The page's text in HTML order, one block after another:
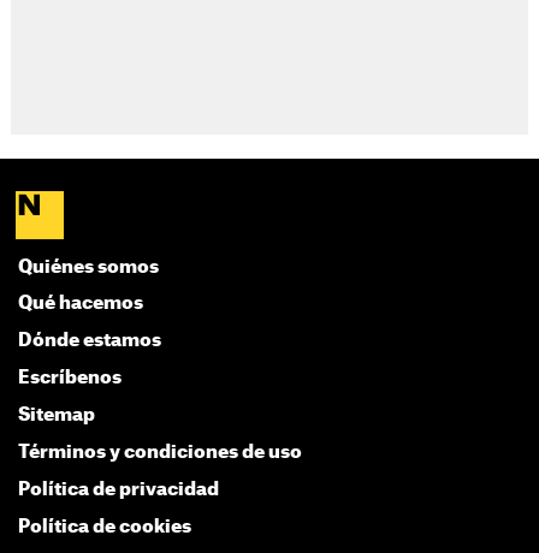
Quiénes somos
Qué hacemos
Dónde estamos
Escríbenos
Sitemap
Términos y condiciones de uso
Política de privacidad
Política de cookies